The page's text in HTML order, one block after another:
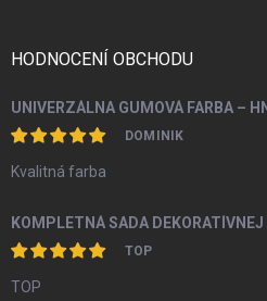
HODNOCENÍ OBCHODU
DOMINIK
Kvalitná farba
TOP
TOP